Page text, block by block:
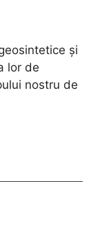
și
lor de
nostru de